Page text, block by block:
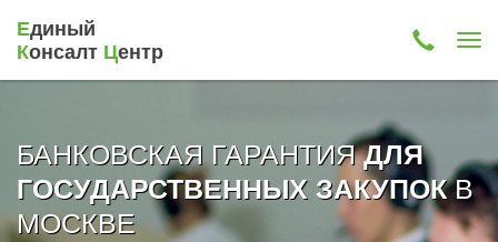
Единый
Консалт Центр
БАНКОВСКАЯ ГАРАНТИЯДЛЯ
ГОСУДАРСТВЕННЫХ ЗАКУПОКВ
МОСКВЕ